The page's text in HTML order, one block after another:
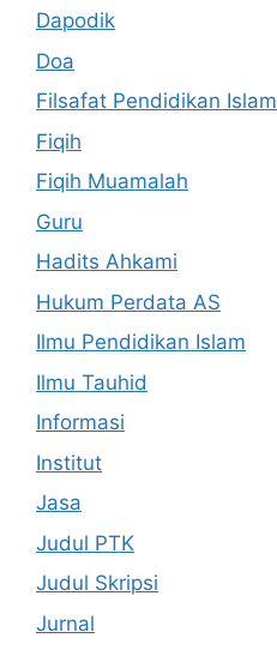
Dapodik
Doa
Filsafat Pendidikan Islam
Fiqih
Fiqih Muamalah
Guru
Hadits Ahkami
Hukum Perdata AS
Ilmu Pendidikan Islam
Ilmu Tauhid
Informasi
Institut
Jasa
Judul PTK
Judul Skripsi
Jurnal